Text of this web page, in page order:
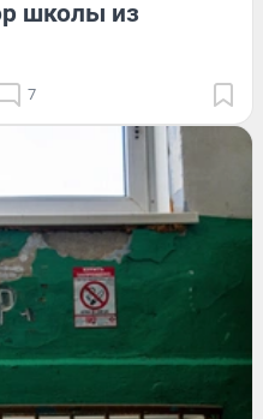
школы из
7